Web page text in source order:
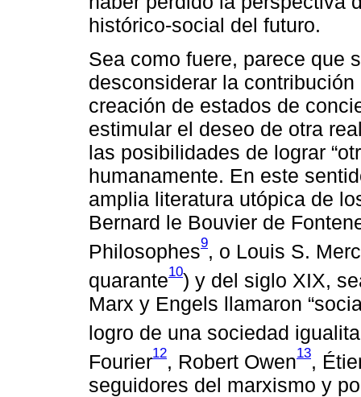
histórico-social del futuro.
Sea como fuere, parece que
desconsiderar la
creación de estados de
estimular el deseo de otra
las posibilidades de lograr
humanamente. En este
amplia literatura utópica de
Bernard le Bouvier de
Philosophes9, o Louis S.
quarante10) y del siglo XIX,
Marx y Engels llamaron
logro de una sociedad
Fourier12, Robert Owen13,
seguidores del marxismo y